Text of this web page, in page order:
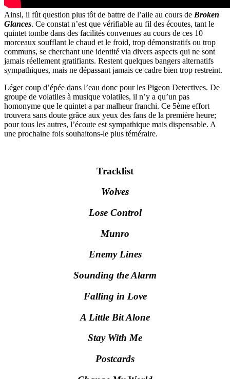
Ainsi, il fût question plus tôt de battre de l’aile au cours de Broken
Glances. Ce constat n’est que vérifiable au fil des écoutes, tant le
quintet tombe dans des facilités convenues au cours de ces 10
morceaux soufflant le chaud et le froid, trop démonstratifs ou trop
communs, se cherchant une identité via divers aspects qui ne sont
jamais réellement gratifiants. Restent quelques bangers alternatifs
sympathiques, mais ne dépassant jamais ce cadre bien trop restreint.
Léger coup d’épée dans l’eau donc pour les Pigeon Detectives. De
groupe de volatiles à musique volatiles, il n’y a qu’un pas
homonyme que le quintet a par malheur franchi. Ce 5ème effort
trouvera sans doute grâce aux yeux des fans de la première heure;
pour tous les autres, l’écoute est sympathique mais dispensable. A
une prochaine fois souhaitons-le plus téméraire.
Tracklist
Wolves
Lose Control
Munro
Enemy Lines
Sounding the Alarm
Falling in Love
A Little Bit Alone
Stay With Me
Postcards